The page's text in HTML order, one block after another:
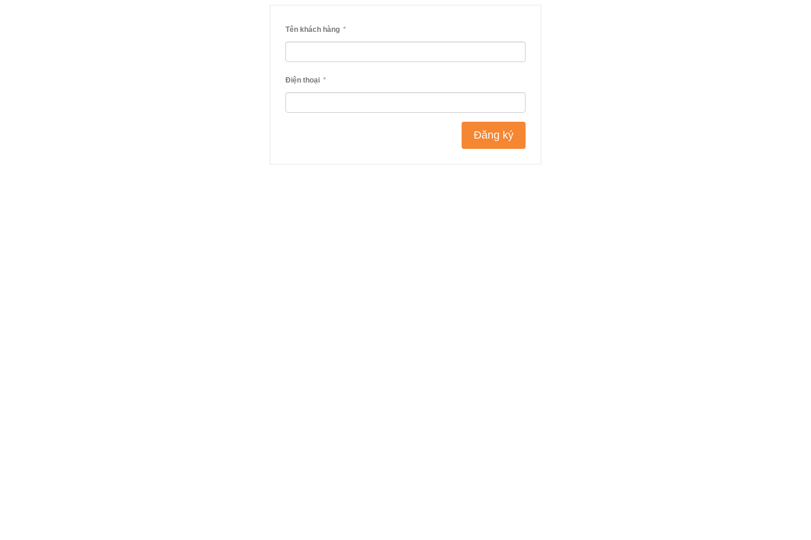
Tên khách hàng *
Điện thoại *
Đăng ký